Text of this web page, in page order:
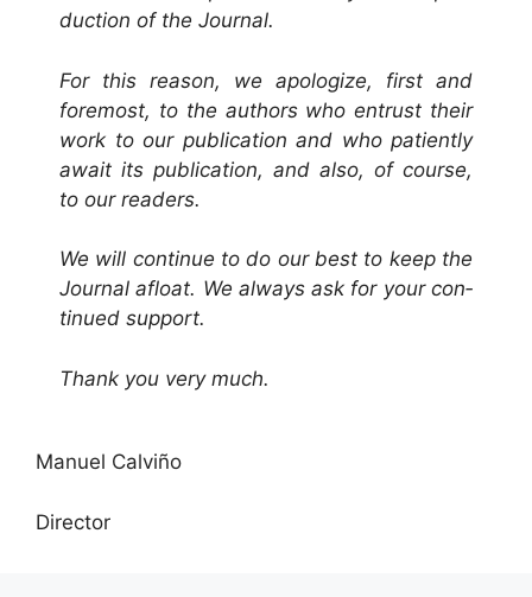
duc­tion of the Journal.
For this rea­son, we apol­o­gize, first and
fore­most, to the authors who entrust their
work to our pub­li­ca­tion and who patient­ly
await its pub­li­ca­tion, and also, of course,
to our readers.
We will con­tin­ue to do our best to keep the
Jour­nal afloat. We always ask for your con­
tin­ued support.
Thank you very much.
Manuel Calviño
Direc­tor